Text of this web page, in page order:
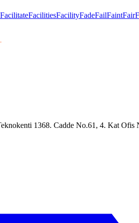
FacilitateFacilitiesFacilityFadeFailFaintFair
1368. Cadde No.61, 4. Kat